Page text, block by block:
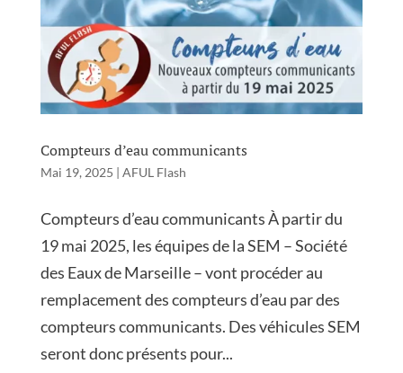
Compteurs d’eau communicants
Mai 19, 2025 | AFUL Flash
Compteurs d’eau communicants À partir du
19 mai 2025, les équipes de la SEM – Société
des Eaux de Marseille – vont procéder au
remplacement des compteurs d’eau par des
compteurs communicants. Des véhicules SEM
seront donc présents pour...